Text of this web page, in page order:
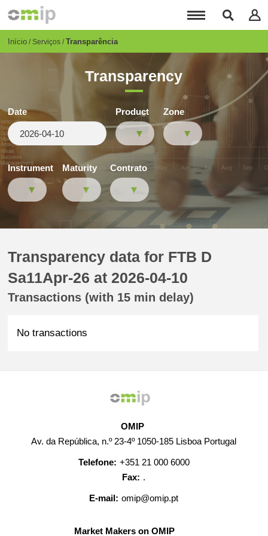
para
conteúdo
Breadcrumb
Início Serviços Transparência
Transparency
Date Product Zone
Instrument Maturity Contrato
Transparency data for FTB D
Sa11Apr-26 at 2026-04-10
Transactions (with 15 min delay)
No transactions
OMIP
Av. da República, n.º 23-4º 1050-185 Lisboa Portugal
Telefone: +351 21 000 6000
Fax: .
E-mail: omip@omip.pt
Market Makers on OMIP